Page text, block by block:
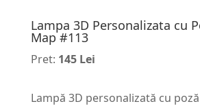
Lampa 3D Personalizata cu
Map #113
Pret: 145 Lei
Lampă 3D personalizată cu